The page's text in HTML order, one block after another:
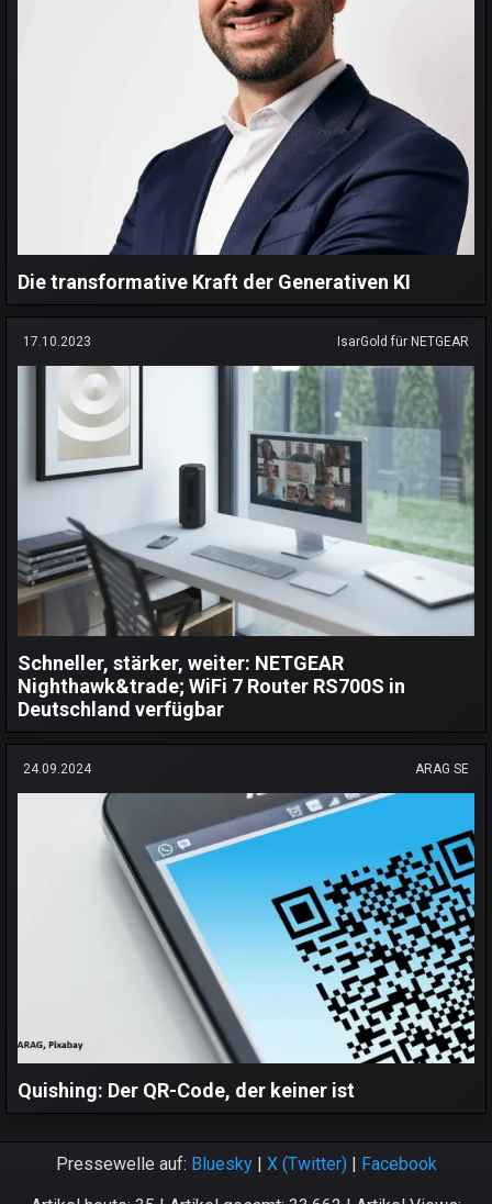
Die transformative Kraft der Generativen KI
17.10.2023 IsarGold für NETGEAR
Schneller, stärker, weiter: NETGEAR
Nighthawk&trade; WiFi 7 Router RS700S in
Deutschland verfügbar
24.09.2024 ARAG SE
Quishing: Der QR-Code, der keiner ist
Pressewelle auf: Bluesky| X (Twitter)| Facebook